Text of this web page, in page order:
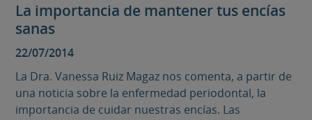
La importancia de mantener tus encías
sanas
22/07/2014
La Dra. Vanessa Ruiz Magaz nos comenta, a partir de
una noticia sobre la enfermedad periodontal, la
importancia de cuidar nuestras encías. Las